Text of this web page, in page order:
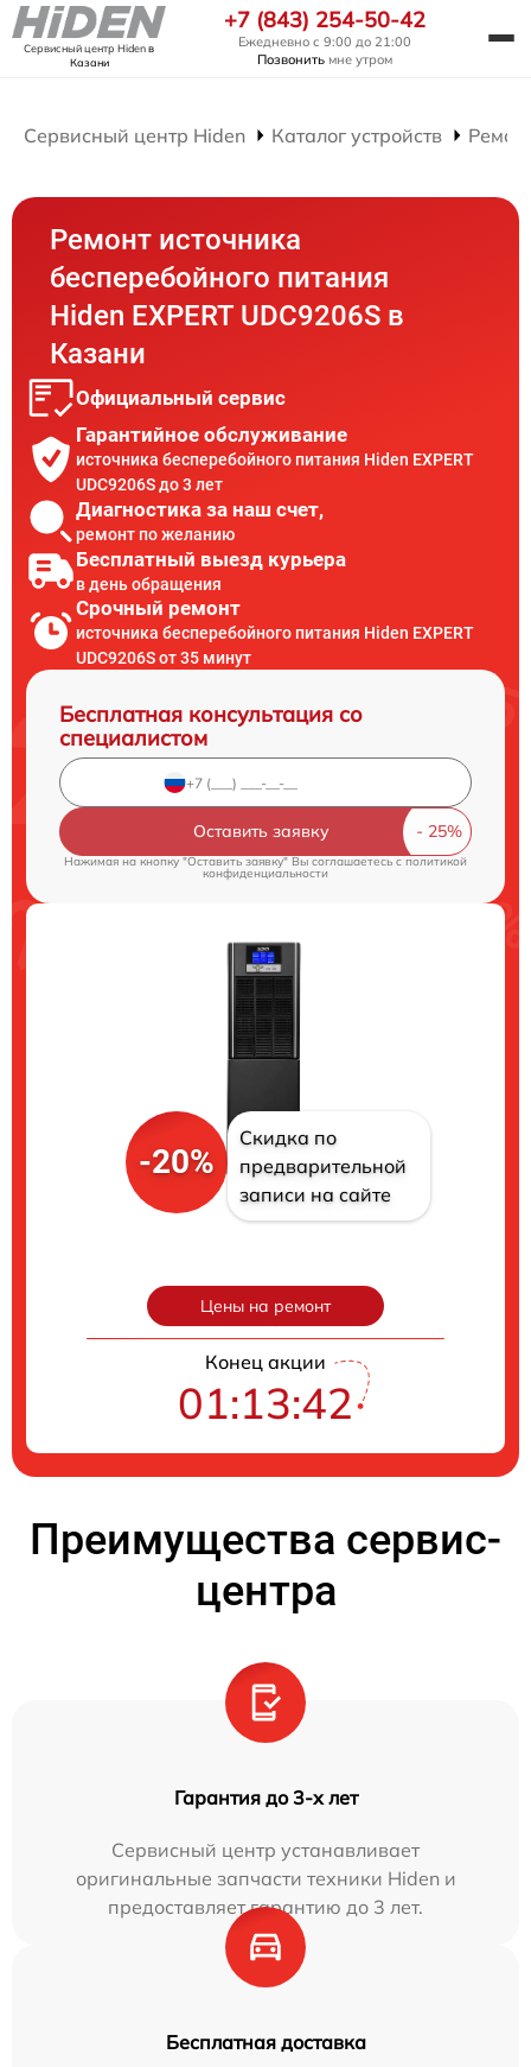
Сервисный центр Hidenв
Казани
+7 (843) 254-50-42
Ежедневно с 9:00 до 21:00
Позвонить мне утром
Сервисный центр Hiden Каталог устройств
Ремонт источника
бесперебойного питания
Hiden EXPERT UDC9206S в
Казани
Официальный сервис
Гарантийное обслуживание
источника бесперебойного питания Hiden EXPERT
UDC9206S до 3 лет
Диагностика за наш счет,
ремонт по желанию
Бесплатный выезд курьера
в день обращения
Срочный ремонт
источника бесперебойного питания Hiden EXPERT
UDC9206S от 35 минут
Бесплатная консультация со
специалистом
Оставить заявку
Нажимая на кнопку "Оставить заявку" Вы соглашаетесь c политикой
конфиденциальности
-20%
Скидка по
предварительной
записи на сайте
Цены на ремонт
Конец акции
01:13:42
Преимущества сервис-
центра
Гарантия до 3-х лет
Сервисный центр устанавливает
оригинальные запчасти техники Hiden и
предоставляет гарантию до 3 лет.
Бесплатная доставка